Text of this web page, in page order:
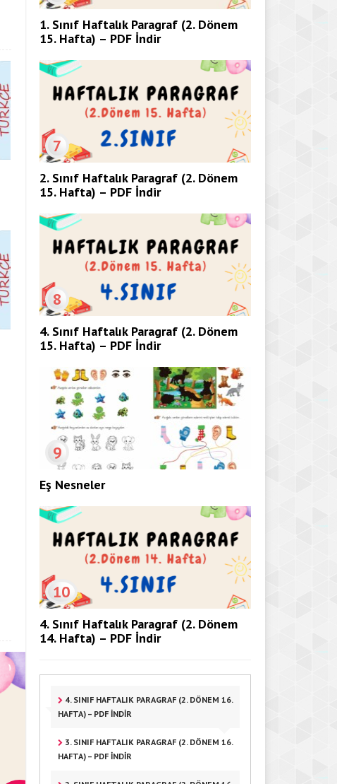
1. Sınıf Haftalık Paragraf (2. Dönem
15. Hafta) – PDF İndir
7
2. Sınıf Haftalık Paragraf (2. Dönem
15. Hafta) – PDF İndir
8
4. Sınıf Haftalık Paragraf (2. Dönem
15. Hafta) – PDF İndir
9
Eş Nesneler
10
4. Sınıf Haftalık Paragraf (2. Dönem
14. Hafta) – PDF İndir
4. SINIF HAFTALIK PARAGRAF (2. DÖNEM 16.
HAFTA) – PDF İNDIR
3. SINIF HAFTALIK PARAGRAF (2. DÖNEM 16.
HAFTA) – PDF İNDIR